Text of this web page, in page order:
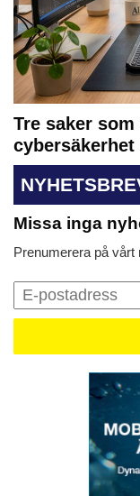
Tre saker
Missa inga
Prenumerera på vårt